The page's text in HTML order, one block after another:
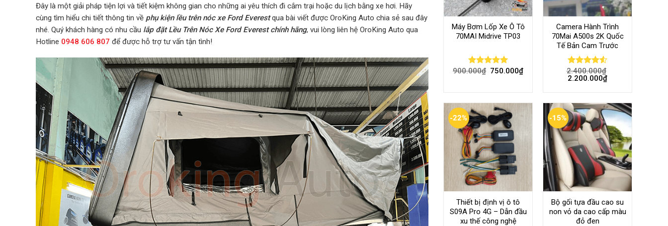
Đây là một giải pháp tiện lợi và tiết kiệm không gian cho những ai yêu thích đi cắm trại hoặc du lịch bằng xe hơi. Hãy
cùng tìm hiểu chi tiết thông tin về phụ kiện lều trên nóc xe Ford Everestqua bài viết được OroKing Auto chia sẻ sau đây
nhé. Quý khách hàng có nhu cầu lắp đặt Lều Trên Nóc Xe Ford Everest chính hãng, vui lòng liên hệ OroKing Auto qua
Hotline 0948 606 807 để được hỗ trợ tư vấn tận tình!
Máy Bơm Lốp Xe Ô Tô
70MAI Midrive TP03
Rated 5.00
900.000₫ 750.000₫
Camera Hành Trình
70Mai A500s 2K Quốc
Tế Bản Cam Trước
Rated4.56
out of 5
2.400.000₫
2.200.000₫
-22%
Thiết bị định vị ô tô
S09A Pro 4G – Dẫn đầu
xu thế công nghệ
-15%
Bộ gối tựa đầu cao su
non vỏ da cao cấp màu
đỏ đen